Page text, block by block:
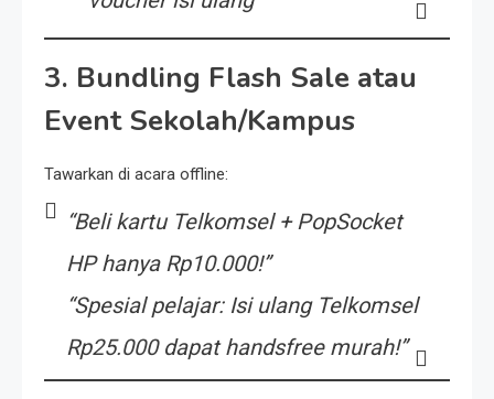
3. Bundling Flash Sale atau
Event Sekolah/Kampus
Tawarkan di acara offline:
“Beli kartu Telkomsel + PopSocket
HP hanya Rp10.000!”
“Spesial pelajar: Isi ulang Telkomsel
Rp25.000 dapat handsfree murah!”